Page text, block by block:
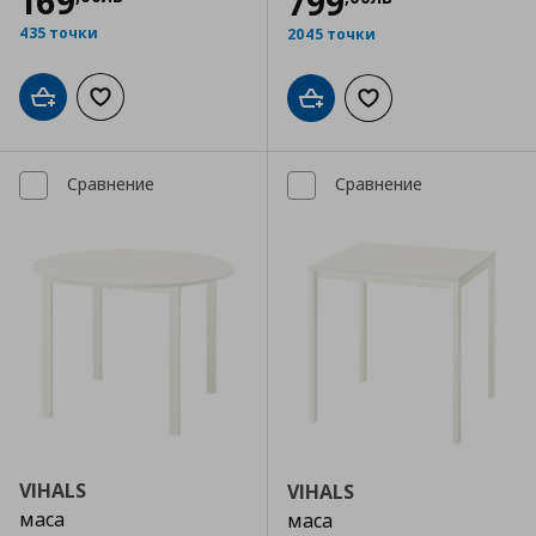
435 точки
Добави в кошницата
Добави към списъка с любими
2045 точки
Добави в кошницата
Добави към
Сравнение
VIHALS
маса
Сравнение
VIHALS
маса